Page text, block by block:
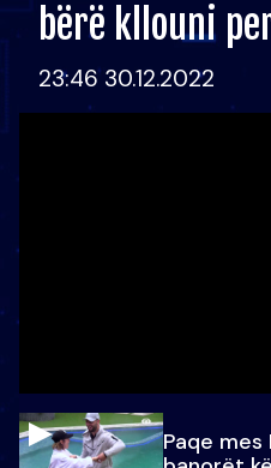
bërë kllouni
23:46 30.12.2022
Paqe